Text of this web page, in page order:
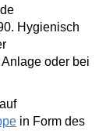
Hygienisch
oder bei
in Form des